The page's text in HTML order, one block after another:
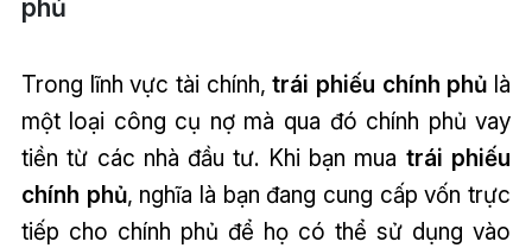
phủ
Trong lĩnh vực tài chính,trái phiếu chính phủ là
một loại công cụ nợ mà qua đó chính phủ vay
tiền từ các nhà đầu tư. Khi bạn mua trái phiếu
chính phủ, nghĩa là bạn đang cung cấp vốn trực
tiếp cho chính phủ để họ có thể sử dụng vào